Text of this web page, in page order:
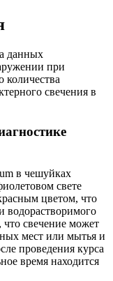
данных
при
свечения в
в чешуйках
свете
цветом, что
водорастворимого
свечение может
мест или мытья и
проведения курса
время находится